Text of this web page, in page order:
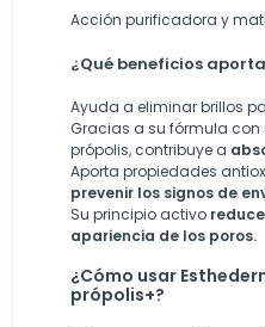
Acción purificadora y
¿Qué beneficios
Ayuda a eliminar brillos
Gracias a su fórmula
própolis, contribuye a
Aporta propiedades
prevenir los signos de
Su principio activo
apariencia de los poros.
¿Cómo usar
própolis+?